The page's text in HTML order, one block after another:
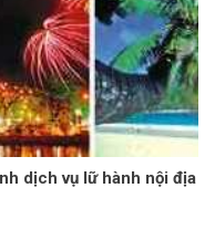
dịch vụ lữ hành nội địa